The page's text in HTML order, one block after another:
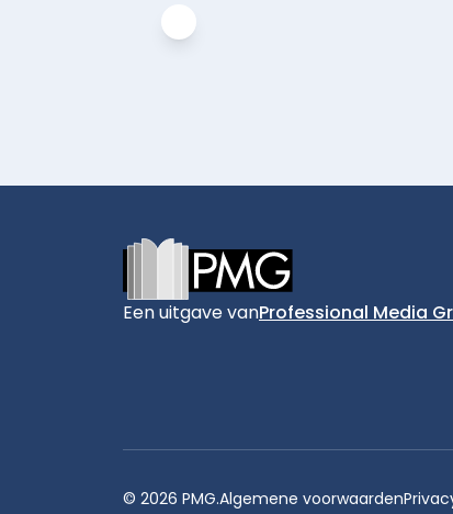
Een uitgave vanProfessional Media
© 2026 PMG.Algemene voorwaarden